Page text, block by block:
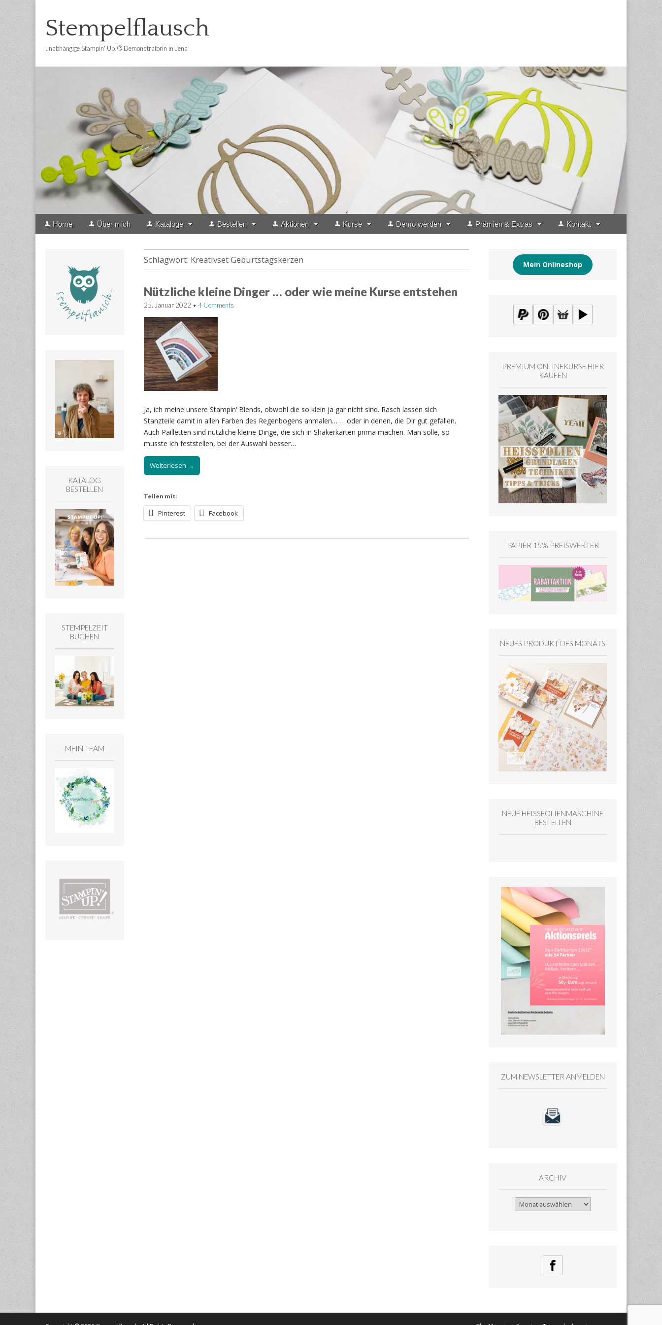
Stempelflausch
unabhängige Stampin' Up!® Demonstratorin in Jena
Main
Skip
Home Über mich Kataloge Bestellen Aktionen Kurse Demo werden Prämien & Extras Kontakt
Schlagwort: Kreativset Geburtstagskerzen
Nützliche kleine Dinger … oder wie meine Kurse entstehen
25. Januar 2022 • 4 Comments
Ja, ich meine unsere Stampin‘ Blends, obwohl die so klein ja gar nicht sind. Rasch lassen sich
Stanzteile damit in allen Farben des Regenbogens anmalen… … oder in denen, die Dir gut gefallen.
Auch Pailletten sind nützliche kleine Dinge, die sich in Shakerkarten prima machen. Man solle, so
musste ich feststellen, bei der Auswahl besser…
Weiterlesen →
Teilen mit:
Pinterest Facebook
KATALOG
BESTELLEN
STEMPELZEIT
BUCHEN
MEIN TEAM
Mein Onlineshop
PREMIUM ONLINEKURSE HIER
KAUFEN
PAPIER 15% PREISWERTER
NEUES PRODUKT DES MONATS
NEUE HEISSFOLIENMASCHINE
BESTELLEN
ZUM NEWSLETTER ANMELDEN
ARCHIV
Archiv